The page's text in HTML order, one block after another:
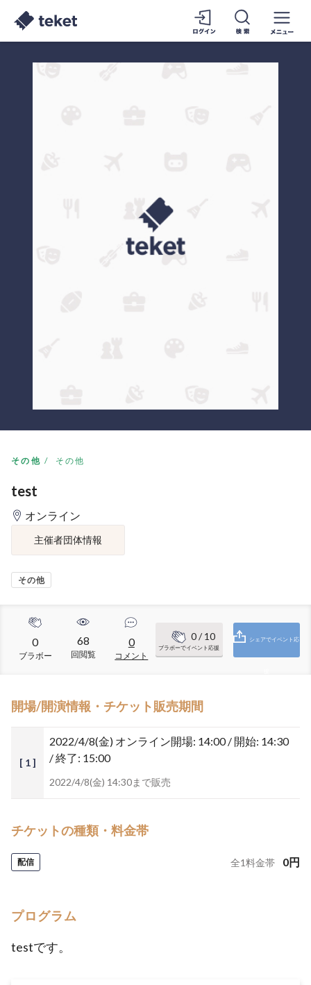
その他 その他
test
オンライン
主催者団体情報
その他
0
ブラボー
68
回閲覧
0
コメント
0/ 10
ブラボーでイベント応援
シェアでイベント応
開場/開演情報・チケット販売期間
[ 1 ]
2022/4/8(金) オンライン開場: 14:00 / 開始: 14:30
/ 終了: 15:00
2022/4/8(金) 14:30まで販売
チケットの種類・料金帯
配信 全1料金帯 0円
プログラム
testです。